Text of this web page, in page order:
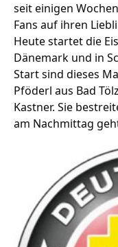
Unternehmen
Das geheime
Wandern
Programm
Service
Nachgehört
Handwerker
seit einigen
Fans auf ihren
Heute startet die
Dänemark und in
Start sind dieses
Pföderl aus Bad
Kastner. Sie
am Nachmittag